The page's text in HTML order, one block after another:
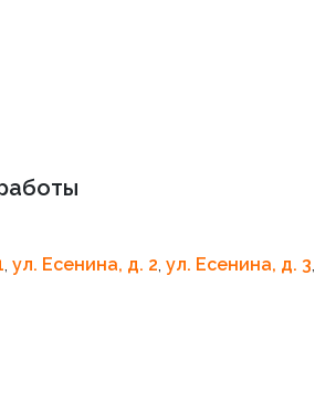
, ул. Есенина, д. 2, ул. Есенина, д. 3,